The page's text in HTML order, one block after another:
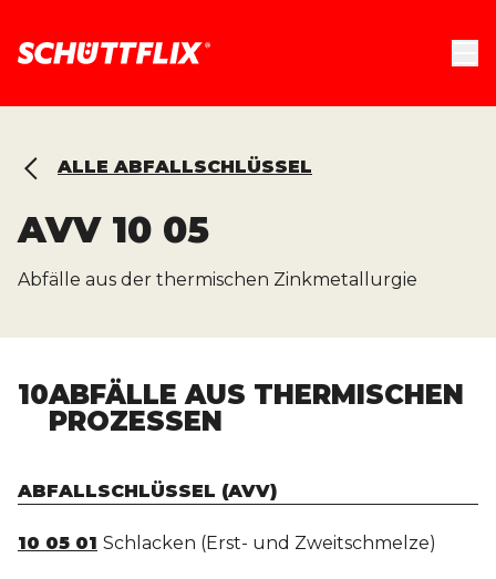
ALLE ABFALLSCHLÜSSEL
AVV 10 05
Abfälle aus der thermischen Zinkmetallurgie
10ABFÄLLE AUS THERMISCHEN
PROZESSEN
ABFALLSCHLÜSSEL (AVV)
10 05 01 Schlacken (Erst- und Zweitschmelze)